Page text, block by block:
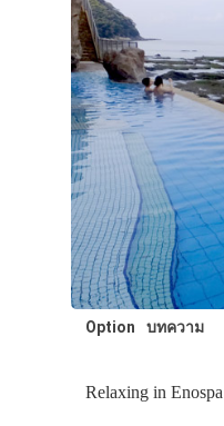
Option บทความ
Relaxing in